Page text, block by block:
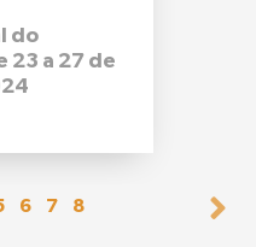
do
23 a 27 de
6 7 8